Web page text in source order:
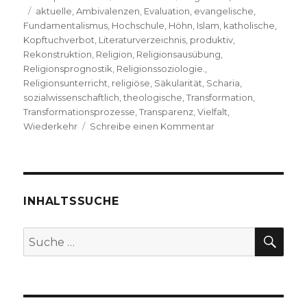
am
Schlagwörter
aktuelle,Ambivalenzen, Evaluation, evangelische,
Fundamentalismus, Hochschule, Höhn, Islam, katholische,
Kopftuchverbot, Literaturverzeichnis, produktiv,
Rekonstruktion, Religion, Religionsausübung,
Religionsprognostik, Religionssoziologie.,
Religionsunterricht, religiöse, Säkularität, Scharia,
sozialwissenschaftlich,theologische,Transformation,
Transformationsprozesse,Transparenz,Vielfalt,
Wiederkehr
Schreibe einen Kommentarzu
von
Fleischer,
INHALTSSUCHE
Suche
nach: